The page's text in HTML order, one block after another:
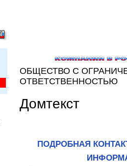
ОБЩЕСТВО С
ОТВЕТСТВЕННОСТЬЮ
Домтекст
ПОДРОБНАЯ